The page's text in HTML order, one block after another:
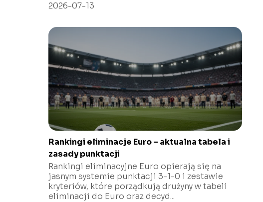
2026-07-13
Rankingi eliminacje Euro – aktualna tabela i
zasady punktacji
Rankingi eliminacyjne Euro opierają się na
jasnym systemie punktacji 3-1-0 i zestawie
kryteriów, które porządkują drużyny w tabeli
eliminacji do Euro oraz decyd...